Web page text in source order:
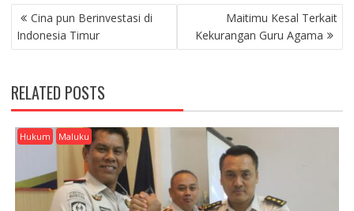
P
O
S
N
A
V
G
T
Cina pun Berinvestasi di
Indonesia Timur
Maitimu Kesal Terkait
Kekurangan Guru Agama
RELATED POSTS
Hukum Maluku